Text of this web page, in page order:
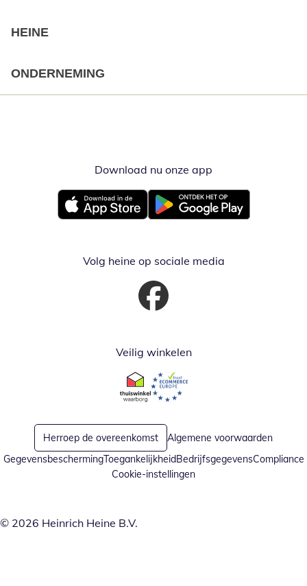
HEINE
ONDERNEMING
Download nu onze app
Opent in nieuw vensterOpent in nieuw venster
Volg heine op sociale media
Opent in nieuw venster
Veilig winkelen
Opent in nieuw venster
Opent in nieuw venster
Herroep de overeenkomst
Algemene voorwaarden
GegevensbeschermingToegankelijkheidBedrijfsgegevensCompliance
Cookie-instellingen
© 2026 Heinrich Heine B.V.